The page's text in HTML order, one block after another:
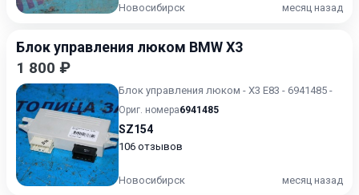
Новосибирск месяц назад
Блок управления люком BMW X3
1 800 ₽
Блок управления люком - X3 E83 - 6941485 -
Ориг. номера6941485
SZ154
106 отзывов
Новосибирск месяц назад